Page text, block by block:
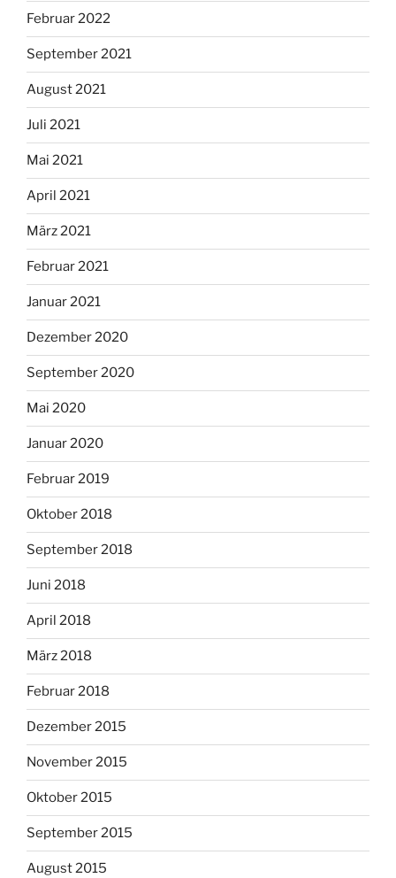
Februar 2022
September 2021
August 2021
Juli 2021
Mai 2021
April 2021
März 2021
Februar 2021
Januar 2021
Dezember 2020
September 2020
Mai 2020
Januar 2020
Februar 2019
Oktober 2018
September 2018
Juni 2018
April 2018
März 2018
Februar 2018
Dezember 2015
November 2015
Oktober 2015
September 2015
August 2015